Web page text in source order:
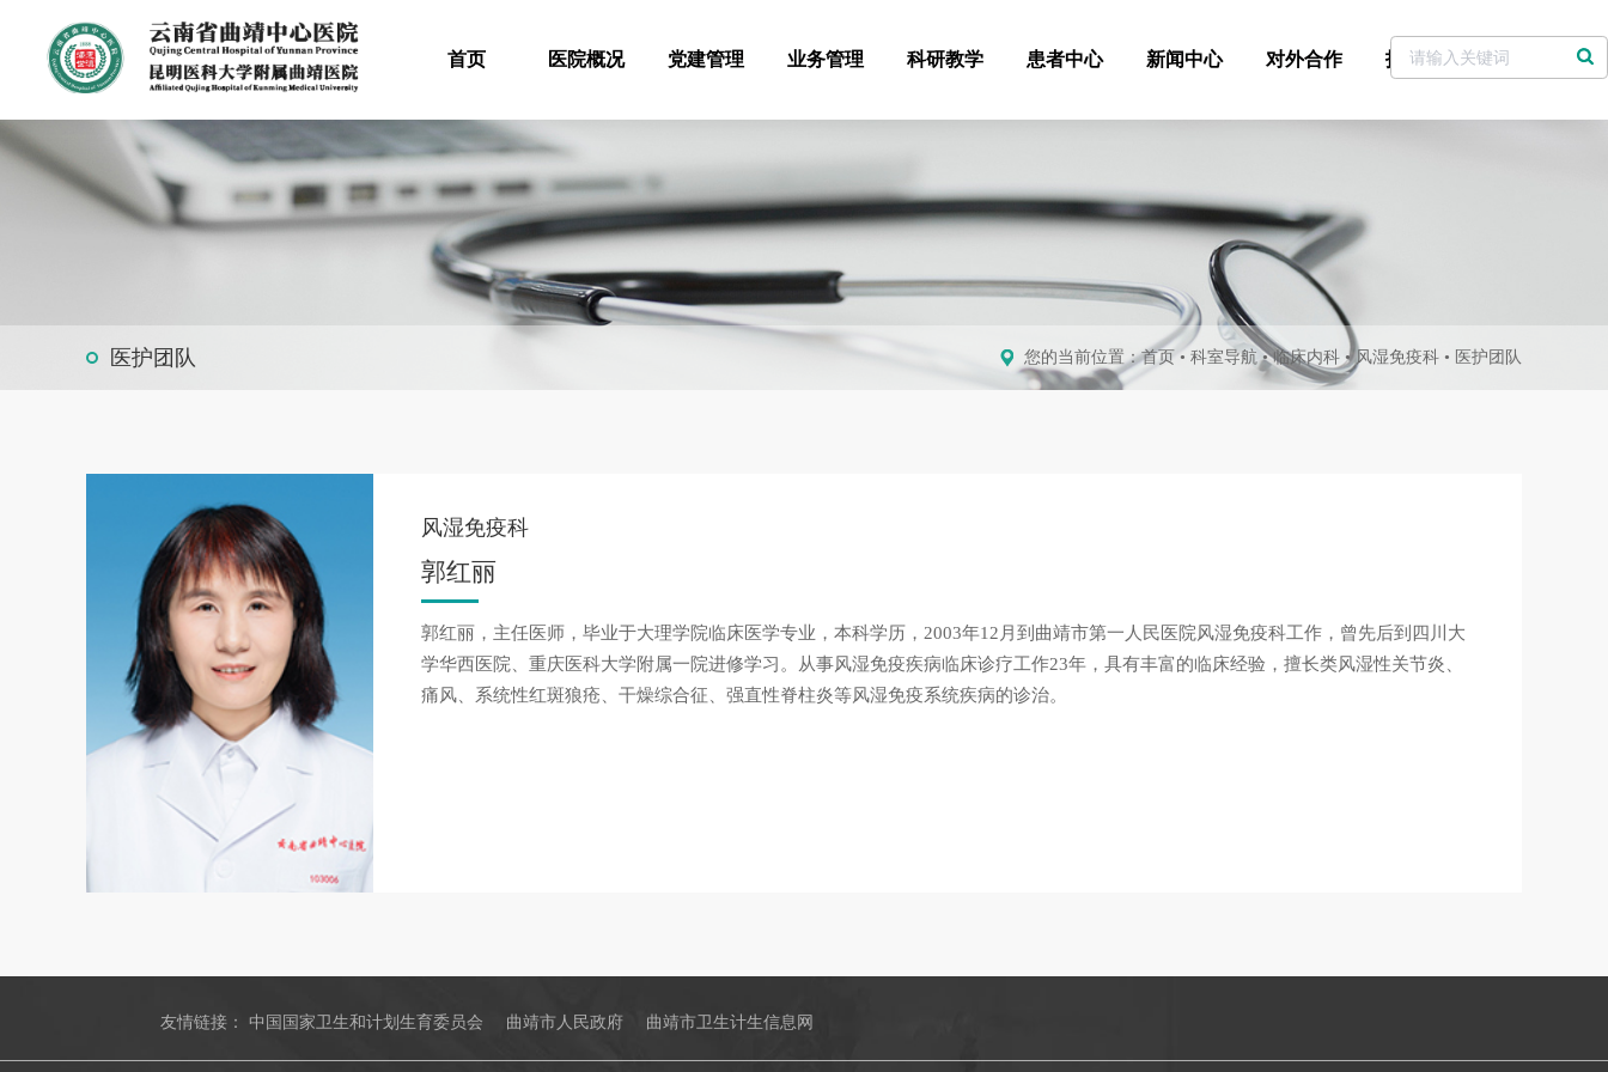
首页 医院概况 党建管理 业务管理 科研教学 患者中心 新闻中心 对外合作 招标采购 党委书记信箱
医护团队 您的当前位置：首页 • 科室导航 •临床内科 • 风湿免疫科 • 医护团队
风湿免疫科
郭红丽
郭红丽，主任医师，毕业于大理学院临床医学专业，本科学历，2003年12月到曲靖市第一人民医院风湿免疫科工作，曾先后到四川大
学华西医院、重庆医科大学附属一院进修学习。从事风湿免疫疾病临床诊疗工作23年，具有丰富的临床经验，擅长类风湿性关节炎、
痛风、系统性红斑狼疮、干燥综合征、强直性脊柱炎等风湿免疫系统疾病的诊治。
友情链接：中国国家卫生和计划生育委员会 曲靖市人民政府 曲靖市卫生计生信息网